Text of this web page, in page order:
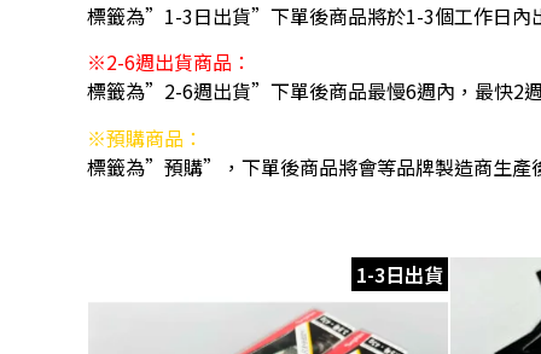
標籤為”1-3日出貨”下單後商品將於1-3個工作日內
※2-6週出貨商品：
標籤為”2-6週出貨”下單後商品最慢6週內，最快2
※預購商品：
標籤為”預購”，下單後商品將會等品牌製造商生產
1-3日出貨